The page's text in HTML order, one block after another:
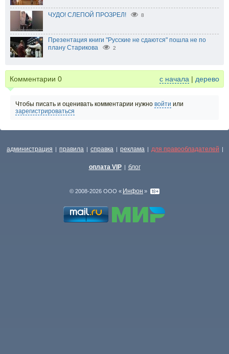
ЧУДО! СЛЕПОЙ ПРОЗРЕЛ! 8
Презентация книги "Русские не сдаются" пошла не по
плану Старикова
2
Комментарии 0 с начала | дерево
Чтобы писать и оценивать комментарии нужно войти или
зарегистрироваться
администрация | правила | справка | реклама | для правообладателей |
оплата VIP | блог
© 2008-2026 ООО « Инфон »